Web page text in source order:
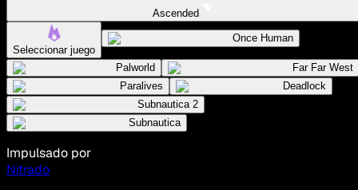
Ascended
Seleccionar juego
Once Human
Palworld
Far Far West
Paralives
Deadlock
Subnautica 2
Subnautica
Impulsado por
Nitrado